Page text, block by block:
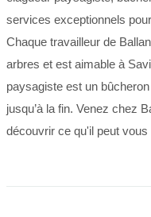
services exceptionnels
Chaque travailleur de
arbres et est aimable à
paysagiste est un
jusqu’à la fin. Venez chez
découvrir ce qu'il peut vous